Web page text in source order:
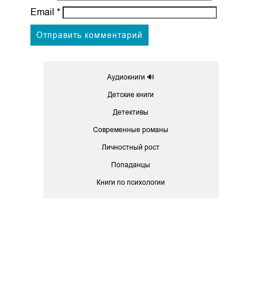
Email *
Аудиокниги 🔊
Детские книги
Детективы
Современные романы
Личностный рост
Попаданцы
Книги по психологии